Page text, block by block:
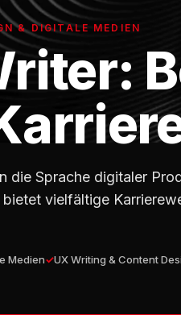
& DIGITALE MEDIEN
die Sprache digitaler
vielfältige
Medien UX Writing & Content